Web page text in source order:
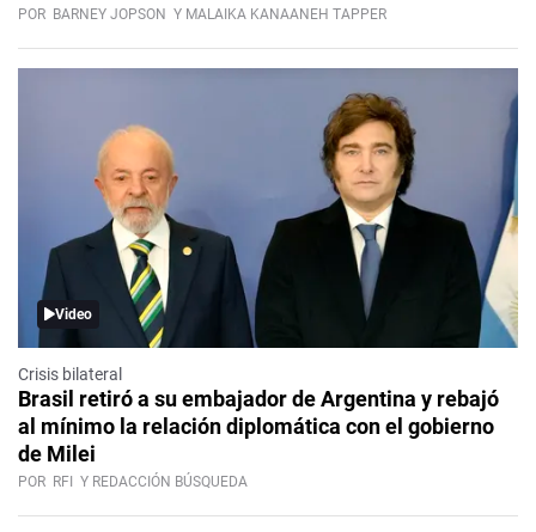
POR BARNEY JOPSON Y MALAIKA KANAANEH TAPPER
Video
Crisis bilateral
Brasil retiró a su embajador de Argentina y rebajó
al mínimo la relación diplomática con el gobierno
de Milei
POR RFI Y REDACCIÓN BÚSQUEDA